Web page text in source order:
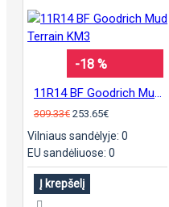
-18 %
309.33€ 253.65€
Vilniaus sandėlyje: 0
EU sandėliuose: 0
Į krepšelį